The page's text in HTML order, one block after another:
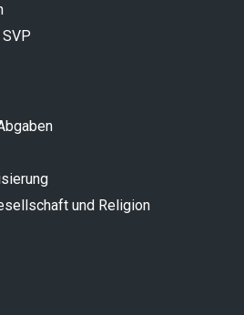
und Religion